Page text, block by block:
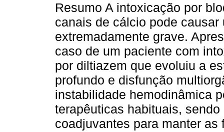
Resumo A intoxicação por
canais de cálcio pode causar
extremadamente grave.
caso de um paciente com
por diltiazem que evoluiu a
profundo e disfunção
instabilidade hemodinâmica
terapêuticas habituais,
coadjuvantes para manter